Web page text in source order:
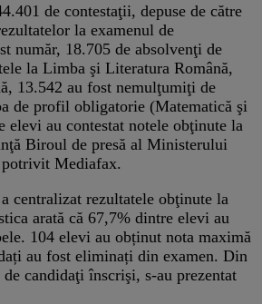
de contestaţii, depuse de către
la examenul de
număr, 18.705 de absolvenţi de
la Limba şi Literatura Română,
13.542 au fost nemulţumiţi de
de profil obligatorie (Matematică şi
elevi au contestat notele obţinute la
Biroul de presă al Ministerului
Mediafax.
centralizat rezultatele obţinute la
arată că 67,7% dintre elevi au
104 elevi au obținut nota maximă
au fost eliminați din examen. Din
candidaţi înscrişi, s-au prezentat